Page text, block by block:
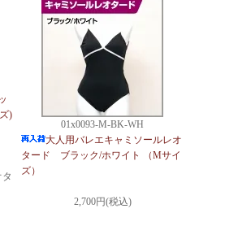
)
01x0093-M-BK-WH
大人用バレエキャミソールレオ
タード ブラック/ホワイト （Mサイ
ズ）
2,700円(税込)